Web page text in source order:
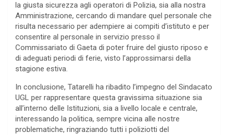
la giusta sicurezza agli operatori di Polizia, sia alla nostra
Amministrazione, cercando di mandare quel personale che
risulta necessario per adempiere ai compiti d’istituto e per
consentire al personale in servizio presso il
Commissariato di Gaeta di poter fruire del giusto riposo e
di adeguati periodi di ferie, visto l’approssimarsi della
stagione estiva.
In conclusione, Tatarelli ha ribadito l’impegno del Sindacato
UGL per rappresentare questa gravissima situazione sia
all’interno delle Istituzioni, sia a livello locale e centrale,
interessando la politica, sempre vicina alle nostre
problematiche, ringraziando tutti i poliziotti del